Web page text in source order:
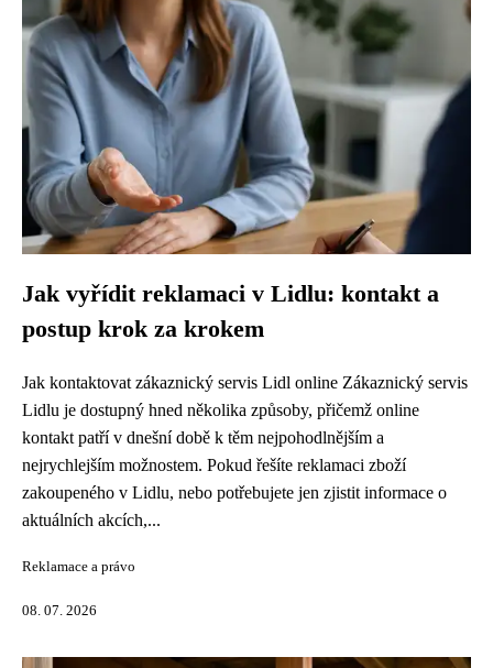
Jak vyřídit reklamaci v Lidlu: kontakt a
postup krok za krokem
Jak kontaktovat zákaznický servis Lidl online Zákaznický servis
Lidlu je dostupný hned několika způsoby, přičemž online
kontakt patří v dnešní době k těm nejpohodlnějším a
nejrychlejším možnostem. Pokud řešíte reklamaci zboží
zakoupeného v Lidlu, nebo potřebujete jen zjistit informace o
aktuálních akcích,...
Reklamace a právo
08. 07. 2026